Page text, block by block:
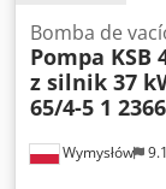
Wymysłów
Bomba de
Pompa KSB
z silnik 37
65/4-5 1 2366